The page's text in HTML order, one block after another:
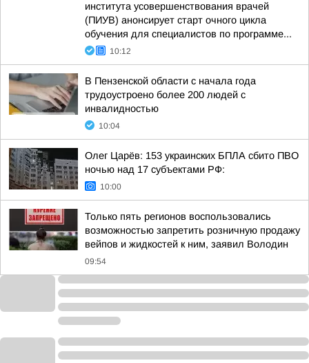
института усовершенствования врачей
(ПИУВ) анонсирует старт очного цикла
обучения для специалистов по программе...
10:12
В Пензенской области с начала года
трудоустроено более 200 людей с
инвалидностью
10:04
Олег Царёв: 153 украинских БПЛА сбито ПВО
ночью над 17 субъектами РФ:
10:00
Только пять регионов воспользовались
возможностью запретить розничную продажу
вейпов и жидкостей к ним, заявил Володин
09:54